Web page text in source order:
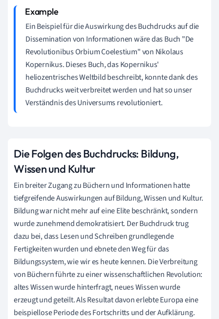
Ein Beispiel für die Auswirkung des Buchdrucks auf die
Dissemination von Informationen wäre das Buch "De
Revolutionibus Orbium Coelestium" von Nikolaus
Kopernikus. Dieses Buch, das Kopernikus'
heliozentrisches Weltbild beschreibt, konnte dank des
Buchdrucks weit verbreitet werden und hat so unser
Verständnis des Universums revolutioniert.
Die Folgen des Buchdrucks: Bildung,
Wissen und Kultur
Ein breiter Zugang zu Büchern und Informationen hatte
tiefgreifende Auswirkungen auf Bildung, Wissen und Kultur.
Bildung war nicht mehr auf eine Elite beschränkt, sondern
wurde zunehmend demokratisiert. Der Buchdruck trug
dazu bei, dass Lesen und Schreiben grundlegende
Fertigkeiten wurden und ebnete den Weg für das
Bildungssystem, wie wir es heute kennen. Die Verbreitung
von Büchern führte zu einer wissenschaftlichen Revolution:
altes Wissen wurde hinterfragt, neues Wissen wurde
erzeugt und geteilt. Als Resultat davon erlebte Europa eine
beispiellose Periode des Fortschritts und der Aufklärung.